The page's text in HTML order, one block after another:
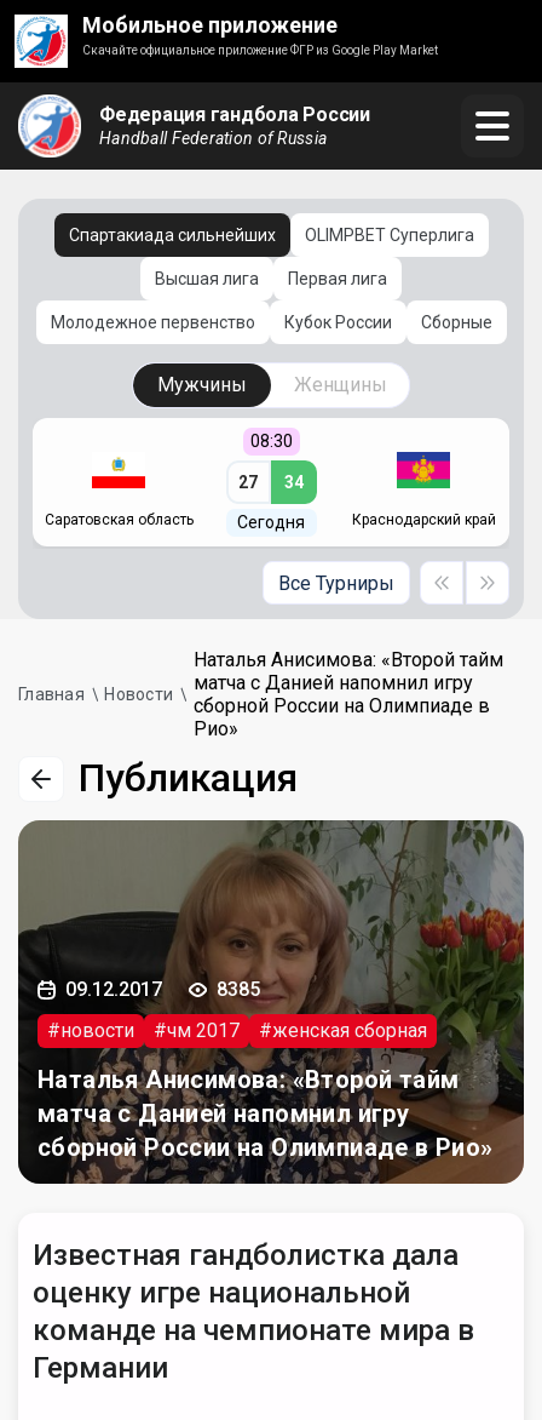
Мобильное приложение
Скачайте официальное приложение ФГР из Google Play Market
Федерация гандбола России
Handball Federation of Russia
Спартакиада сильнейших OLIMPBET Суперлига
Высшая лига Первая лига
Молодежное первенство Кубок России Сборные
Мужчины Женщины
Саратовская область
08:30
27 34
Сегодня Краснодарский край
Все Турниры
Главная Новости
Наталья Анисимова: «Второй тайм
матча с Данией напомнил игру
сборной России на Олимпиаде в
Рио»
Публикация
09.12.2017
8385
#новости
#чм 2017 #женская сборная
Наталья Анисимова: «Второй тайм
матча с Данией напомнил игру
сборной России на Олимпиаде в Рио»
Известная гандболистка дала
оценку игре национальной
команде на чемпионате мира в
Германии